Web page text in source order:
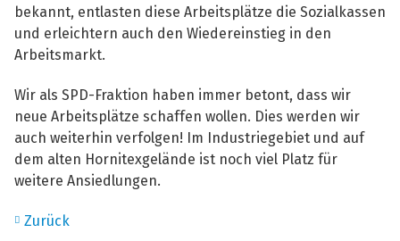
bekannt, entlasten diese Arbeitsplätze die Sozialkassen
und erleichtern auch den Wiedereinstieg in den
Arbeitsmarkt.
Wir als SPD-Fraktion haben immer betont, dass wir
neue Arbeitsplätze schaffen wollen. Dies werden wir
auch weiterhin verfolgen! Im Industriegebiet und auf
dem alten Hornitexgelände ist noch viel Platz für
weitere Ansiedlungen.
Zurück